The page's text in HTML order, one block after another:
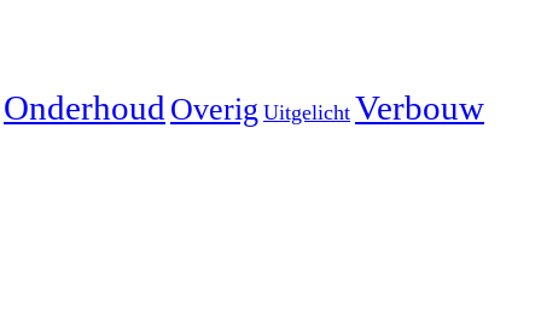
Onderhoud Overig Uitgelicht Verbouw